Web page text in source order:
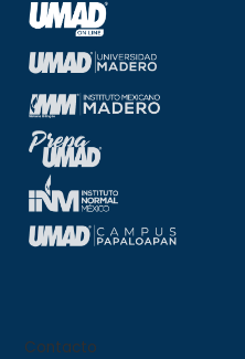
Contacto